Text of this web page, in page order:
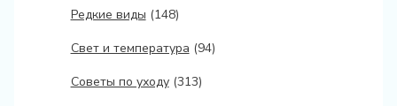
Редкие виды (148)
Свет и температура (94)
Советы по уходу(313)